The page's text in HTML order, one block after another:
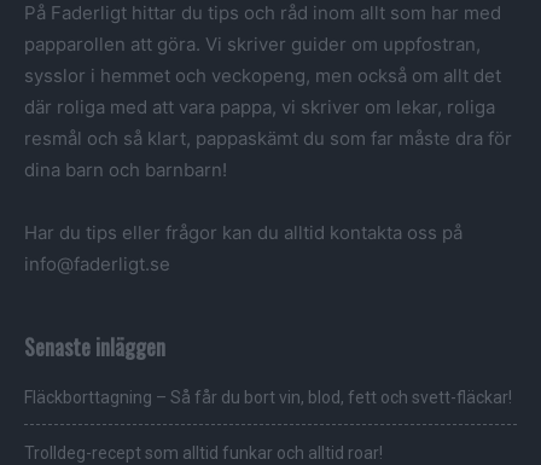
På Faderligt hittar du tips och råd inom allt som har med
papparollen att göra. Vi skriver guider om uppfostran,
sysslor i hemmet och veckopeng, men också om allt det
där roliga med att vara pappa, vi skriver om lekar, roliga
resmål och så klart, pappaskämt du som far måste dra för
dina barn och barnbarn!
Har du tips eller frågor kan du alltid kontakta oss på
info@faderligt.se
Senaste inläggen
Fläckborttagning – Så får du bort vin, blod, fett och svett-fläckar!
Trolldeg-recept som alltid funkar och alltid roar!